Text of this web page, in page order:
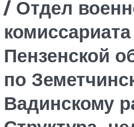
/ Отдел
комиссариата
Пензенской
по
Вадинскому